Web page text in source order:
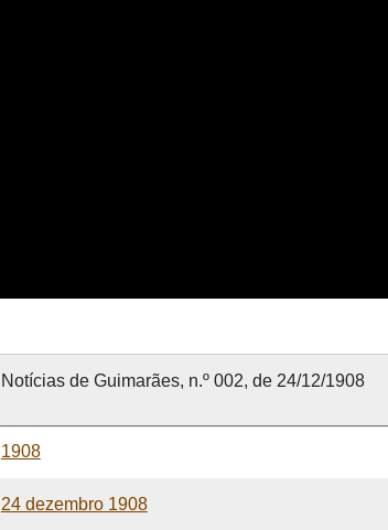
Notícias de Guimarães, n.º 002, de 24/12/1908
1908
24 dezembro 1908